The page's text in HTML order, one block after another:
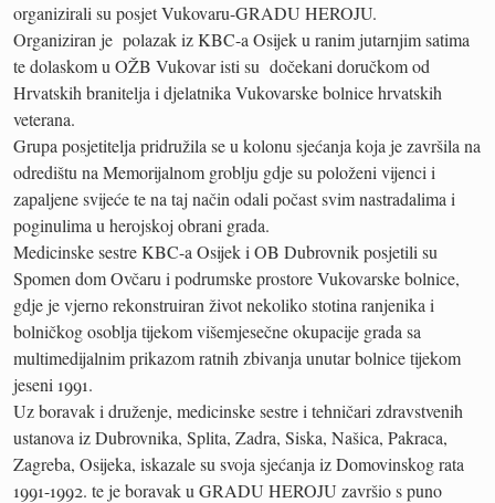
organizirali su posjet Vukovaru-GRADU HEROJU.
Organiziran je polazak iz KBC-a Osijek u ranim jutarnjim satima
te dolaskom u OŽB Vukovar isti su dočekani doručkom od
Hrvatskih branitelja i djelatnika Vukovarske bolnice hrvatskih
veterana.
Grupa posjetitelja pridružila se u kolonu sjećanja koja je završila na
odredištu na Memorijalnom groblju gdje su položeni vijenci i
zapaljene svijeće te na taj način odali počast svim nastradalima i
poginulima u herojskoj obrani grada.
Medicinske sestre KBC-a Osijek i OB Dubrovnik posjetili su
Spomen dom Ovčaru i podrumske prostore Vukovarske bolnice,
gdje je vjerno rekonstruiran život nekoliko stotina ranjenika i
bolničkog osoblja tijekom višemjesečne okupacije grada sa
multimedijalnim prikazom ratnih zbivanja unutar bolnice tijekom
jeseni 1991.
Uz boravak i druženje, medicinske sestre i tehničari zdravstvenih
ustanova iz Dubrovnika, Splita, Zadra, Siska, Našica, Pakraca,
Zagreba, Osijeka, iskazale su svoja sjećanja iz Domovinskog rata
1991-1992. te je boravak u GRADU HEROJU završio s puno